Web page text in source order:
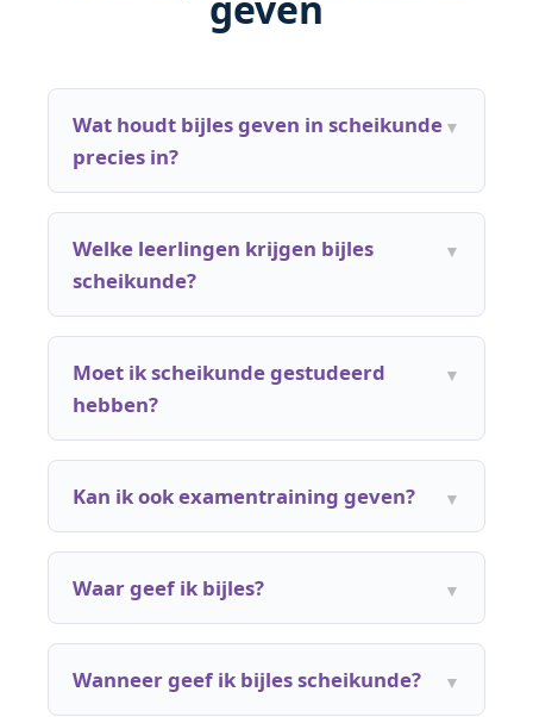
Wat houdt bijles geven in scheikunde
precies in?
Welke leerlingen krijgen bijles
scheikunde?
Moet ik scheikunde gestudeerd
hebben?
Kan ik ook examentraining geven?
Waar geef ik bijles?
Wanneer geef ik bijles scheikunde?